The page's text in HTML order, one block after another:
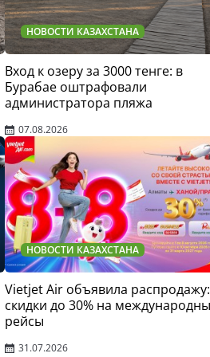
НОВОСТИ КАЗАХСТАНА
Вход к озеру за 3000 тенге: в
Бурабае оштрафовали
администратора пляжа
07.08.2026
НОВОСТИ КАЗАХСТАНА
Vietjet Air объявила распродажу:
скидки до 30% на
рейсы
31.07.2026